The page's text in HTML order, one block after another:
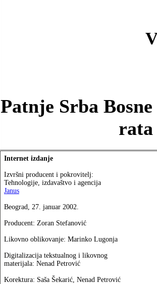
Patnje Srba
rata
Internet izdanje
Izvršni producent i pokrovitelj:
Tehnologije, izdavaštvo i agencija
Janus
Beograd, 27. januar 2002.
Producent: Zoran Stefanović
Likovno oblikovanje: Marinko Lugonja
Digitalizacija tekstualnog i likovnog
materijala: Nenad Petrović
Korektura: Saša Šekarić, Nenad Petrović